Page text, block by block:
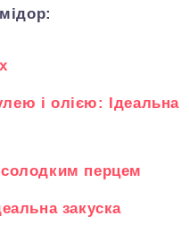
і олією: Ідеальна
солодким перцем
закуска